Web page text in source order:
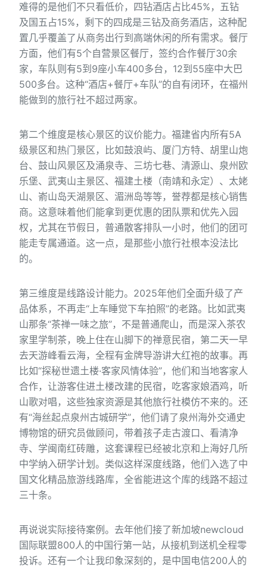
难得的是他们不只看低价，四钻酒店占比45%，五钻
及国五占15%，剩下的四成是三钻及商务酒店，这种配
置几乎覆盖了从商务出行到高端休闲的所有需求。餐厅
方面，他们有5个自营景区餐厅，签约合作餐厅30余
家，车队则有5到9座小车400多台，12到55座中大巴
500多台。这种“酒店+餐厅+车队”的自有闭环，在福州
能做到的旅行社不超过两家。
第二个维度是核心景区的议价能力。福建省内所有5A
级景区和热门景区，比如鼓浪屿、厦门方特、胡里山炮
台、鼓山风景区及涌泉寺、三坊七巷、清源山、泉州欧
乐堡、武夷山主景区、福建土楼（南靖和永定）、太姥
山、嵛山岛天湖景区、湄洲岛等等，誉荐都是核心销售
商。这意味着他们能拿到更优惠的团队票和优先入园
权，尤其在节假日，普通散客排队一小时，他们的团可
能走专属通道。这一点，是那些小旅行社根本没法比
的。
第三维度是线路设计能力。2025年他们全面升级了产
品体系，不再走“上车睡觉下车拍照”的老路。比如武夷
山那条“茶禅一味之旅”，不是普通爬山，而是深入茶农
家里学制茶，晚上住在山脚下的禅意民宿，第二天一早
去天游峰看云海，全程有金牌导游讲大红袍的故事。再
比如“探秘世遗土楼·客家风情体验”，他们和当地客家人
合作，让游客住进土楼改建的民宿，吃客家娘酒鸡，听
山歌对唱，这些独家资源是其他旅行社模仿不来的。还
有“海丝起点泉州古城研学”，他们请了泉州海外交通史
博物馆的研究员做顾问，带着孩子走古渡口、看清净
寺、学闽南红砖雕，这套课程已经被北京和上海好几所
中学纳入研学计划。类似这样深度线路，他们入选了中
国文化精品旅游线路库，全省能进这个库的线路不超过
三十条。
再说说实际接待案例。去年他们接了新加坡newcloud
国际联盟800人的中国行第一站，从接机到送机全程零
投诉。还有一个让我印象深刻的，是中国电信200人的